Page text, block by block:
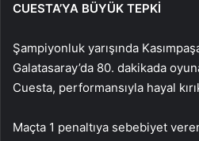
CUESTA’YA BÜYÜK TEPKİ
Şampiyonluk yarışında
Galatasaray’da 80. dakikada
Cuesta, performansıyla hayal
Maçta 1 penaltıya sebebiyet